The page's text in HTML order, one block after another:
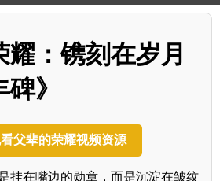
耀：镌刻在岁月
》
父辈的荣耀视频资源
挂在嘴边的勋章，而是沉淀在皱纹